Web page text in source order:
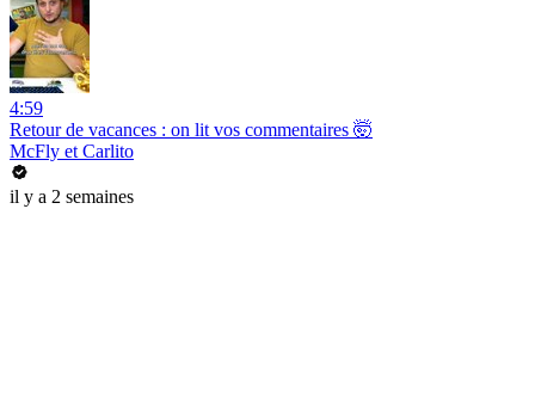
4:59
Retour de vacances : on lit vos commentaires 🤯
McFly et Carlito
il y a 2 semaines